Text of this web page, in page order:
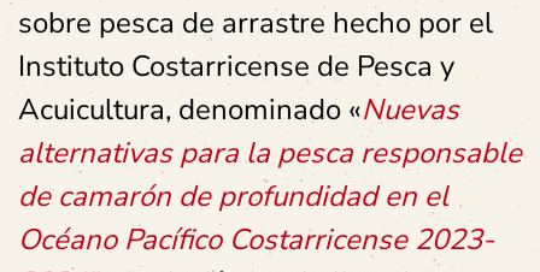
sobre pesca de arrastre hecho por el
Instituto Costarricense de Pesca y
Acuicultura, denominado «Nuevas
alternativas para la pesca responsable
de camarón de profundidad en el
Océano Pacífico Costarricense 2023-